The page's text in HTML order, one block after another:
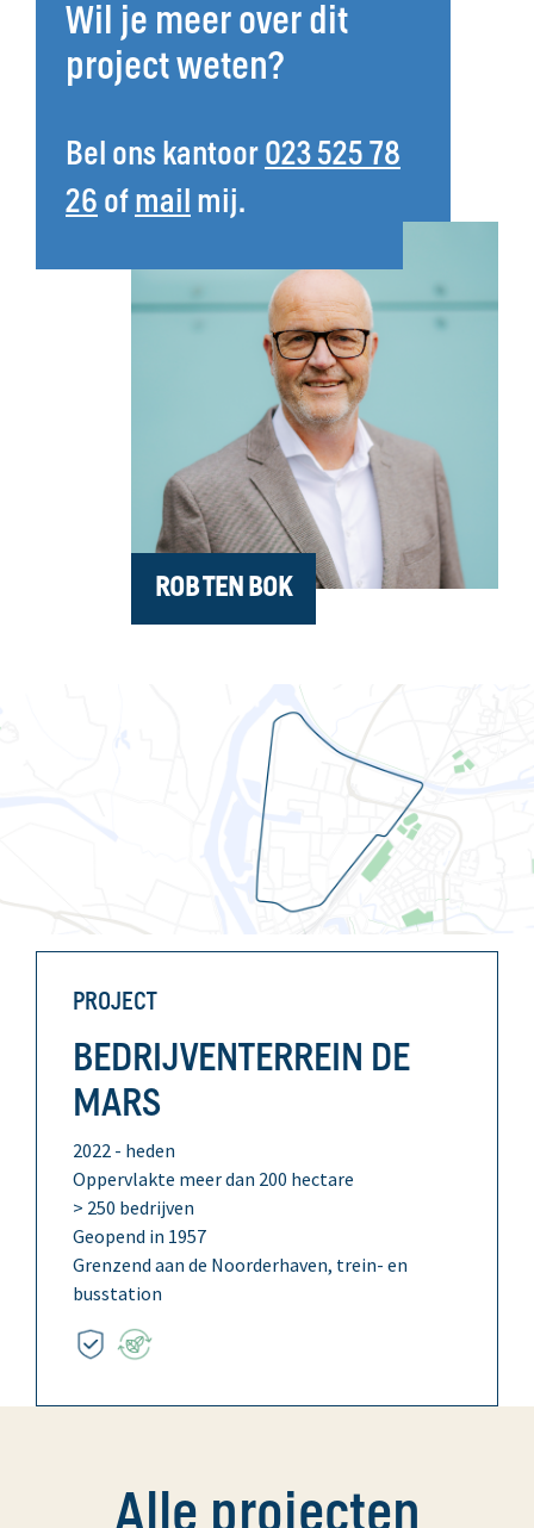
Wil je meer over dit
project weten?
Bel ons kantoor 023 525 78
26 of mail mij.
ROB TEN BOK
PROJECT
BEDRIJVENTERREIN DE
MARS
2022 - heden
Oppervlakte meer dan 200 hectare
> 250 bedrijven
Geopend in 1957
Grenzend aan de Noorderhaven, trein- en
busstation
Alle projecten